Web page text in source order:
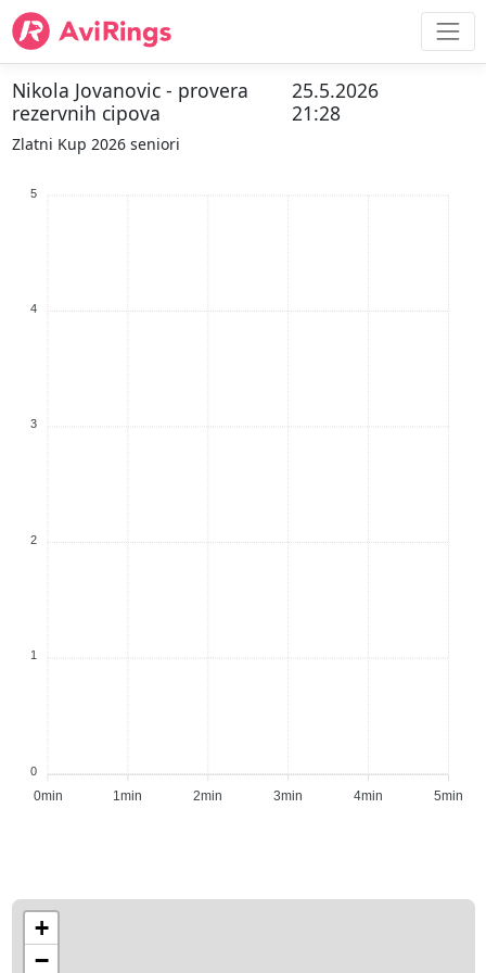
Nikola Jovanovic - provera
rezervnih cipova
25.5.2026
21:28
Zlatni Kup 2026 seniori
5
4
3
2
1
0
0min 1min 2min 3min 4min 5min
+
−